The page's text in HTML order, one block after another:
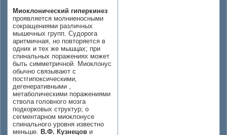
Миоклонический гиперкинез
проявляется молниеносными
сокращениями различных
мышечных групп. Судорога
аритмичная, но повторяется в
одних и тех же мышцах; при
спинальных поражениях может
быть симметричной. Миоклонус
обычно связывают с
постгипоксическими,
дегенеративными ,
метаболическими поражениями
ствола головного мозга
подкорковых структур; о
сегментарном миоклонусе
спинального уровня известно
меньше. В.Ф. Кузнецов и